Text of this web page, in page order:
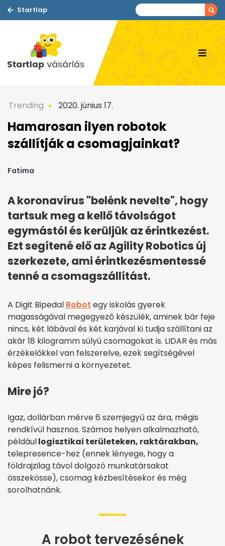
Startlap
Trending 2020. június 17.
Hamarosan ilyen robotok
szállítják a csomagjainkat?
Fatima
A koronavírus "belénk nevelte", hogy
tartsuk meg a kellő távolságot
egymástól és kerüljük az érintkezést.
Ezt segítené elő az Agility Robotics új
szerkezete, ami érintkezésmentessé
tenné a csomagszállítást.
A Digit Bipedal Robot egy iskolás gyerek
magasságával megegyező készülék, aminek bár feje
nincs, két lábával és két karjával ki tudja szállítani az
akár 18 kilogramm súlyú csomagokat is. LIDAR és más
érzékelőkkel van felszerelve, ezek segítségével
képes felismerni a környezetet.
Mire jó?
Igaz, dollárban mérve 6 szemjegyű az ára, mégis
rendkívül hasznos. Számos helyen alkalmazható,
példáullogisztikai területeken, raktárakban,
telepresence-hez (ennek lényege, hogy a
földrajzilag távol dolgozó munkatársakat
összekösse), csomag kézbesítésekor és még
sorolhatnánk.
A robot tervezésének